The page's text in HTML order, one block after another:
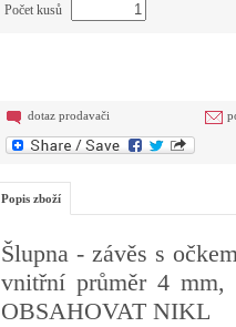
Počet kusů
dotaz prodavači
Popis zboží
Šlupna - závěs s
vnitřní průměr 4
OBSAHOVAT NIKL